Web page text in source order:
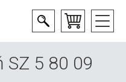
SZ 5 80 09